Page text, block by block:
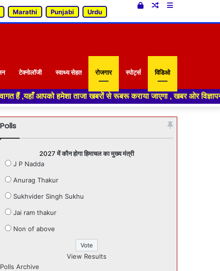
Marathi Punjabi Urdu
Sidebar
Random
Log
टेक्नोलॉजी स्वाथ्य सेहत रोजगार स्पोर्ट्स विडिओ
ताजा खबरों से रूबरू कराया जाएगा , खबर ओर विज्ञापन के लिए संपर्क
Polls
2027 में कौन होगा हिमाचल का मुख्य मंत्री
J P Nadda
Anurag Thakur
Sukhvider Singh Sukhu
Jai ram thakur
Non of above
View Results
Polls Archive